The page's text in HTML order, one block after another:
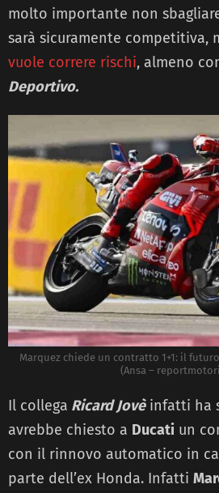
molto importante non
sarà sicuramente competitiva,
vuole correre rischi, almeno
Deportivo.
Marquez chiede un contratto 1+1: il
(Ansa –
Il collega Ricard Jovè infatti ha
avrebbe chiesto a Ducati un
con il rinnovo automatico in
parte dell’ex Honda. Infatti